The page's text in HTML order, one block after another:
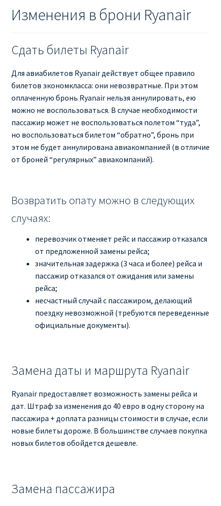
Изменения в брони Ryanair
Сдать билеты Ryanair
Для авиабилетов Ryanair действует общее правило
билетов экономкласса: они невозвратные. При этом
оплаченную бронь Ryanair нельзя аннулировать, ею
можно не воспользоваться. В случае необходимости
пассажир может не воспользоваться полетом “туда”,
но воспользоваться билетом “обратно”, бронь при
этом не будет аннулирована авиакомпанией (в отличие
от броней “регулярных” авиакомпаний).
Возвратить опату можно в следующих
случаях:
перевозчик отменяет рейс и пассажир отказался
от предложенной замены рейса;
значительная задержка (3 часа и более) рейса и
пассажир отказался от ожидания или замены
рейса;
несчастный случай с пассажиром, делающий
поездку невозможной (требуются переведенные
официальные документы).
Замена даты и маршрута Ryanair
Ryanair предоставляет возможность замены рейса и
дат. Штраф за изменения до 40 евро в одну сторону на
пассажира + доплата разницы стоимости в случае, если
новые билеты дороже. В большинстве случаев покупка
новых билетов обойдется дешевле.
Замена пассажира